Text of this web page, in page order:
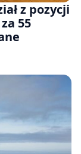
z pozycji
55